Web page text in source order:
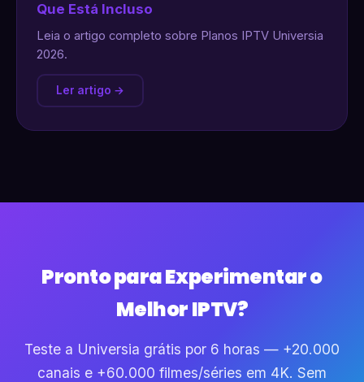
Que Está Incluso
Leia o artigo completo sobre Planos IPTV Universia
2026.
Ler artigo →
Pronto para Experimentar o
Melhor IPTV?
Teste a Universia grátis por 6 horas — +20.000
canais e +60.000 filmes/séries em 4K. Sem